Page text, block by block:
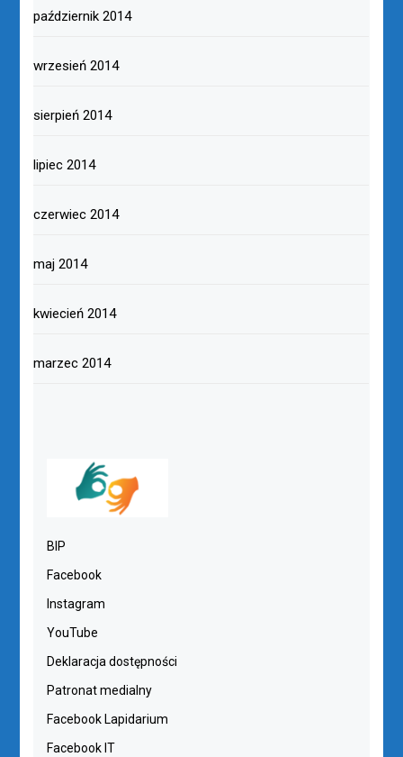
październik 2014
wrzesień 2014
sierpień 2014
lipiec 2014
czerwiec 2014
maj 2014
kwiecień 2014
marzec 2014
BIP
Facebook
Instagram
YouTube
Deklaracja dostępności
Patronat medialny
Facebook Lapidarium
Facebook IT